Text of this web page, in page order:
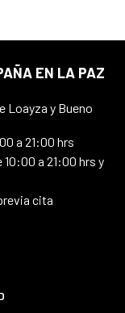
EN LA PAZ
Loayza y Bueno
a 21:00 hrs
a 21:00 hrs y
cita